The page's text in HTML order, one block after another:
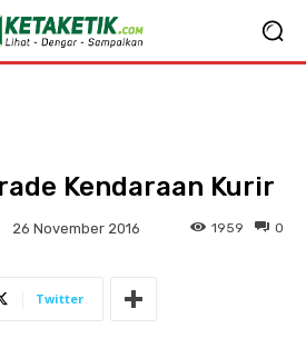
Kendaraan Kurir
26 November 2016 0
1959
Twitter